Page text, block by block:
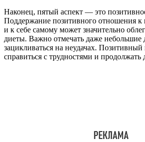
Наконец, пятый аспект — это
Поддержание позитивного отношения к
и к себе самому может значительно
диеты. Важно отмечать даже небольшие
зацикливаться на неудачах.
справиться с трудностями и продолжать